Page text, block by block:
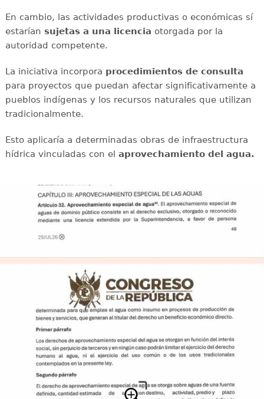
En cambio, las actividades productivas o económicas sí
estarían sujetas a una licencia otorgada por la
autoridad competente.
La iniciativa incorpora procedimientos de consulta
para proyectos que puedan afectar significativamente a
pueblos indígenas y los recursos naturales que utilizan
tradicionalmente.
Esto aplicaría a determinadas obras de infraestructura
hídrica vinculadas con el aprovechamiento del agua.